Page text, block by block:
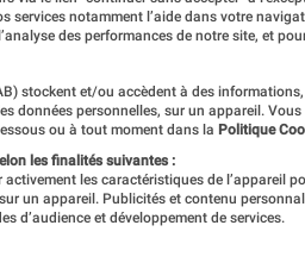
services notamment l’aide dans votre
des performances de notre site, et
stockent et/ou accèdent à des informations,
données personnelles, sur un appareil. Vous
ou à tout moment dans la Politique
les finalités suivantes :
les caractéristiques de l’appareil
un appareil. Publicités et contenu
d’audience et développement de services.